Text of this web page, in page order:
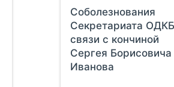
Соболезнования
Секретариата
связи с кончиной
Сергея Борисовича
Иванова